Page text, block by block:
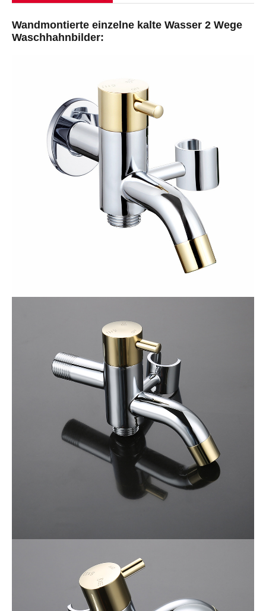
Wandmontierte einzelne kalte Wasser 2 Wege
Waschhahnbilder: